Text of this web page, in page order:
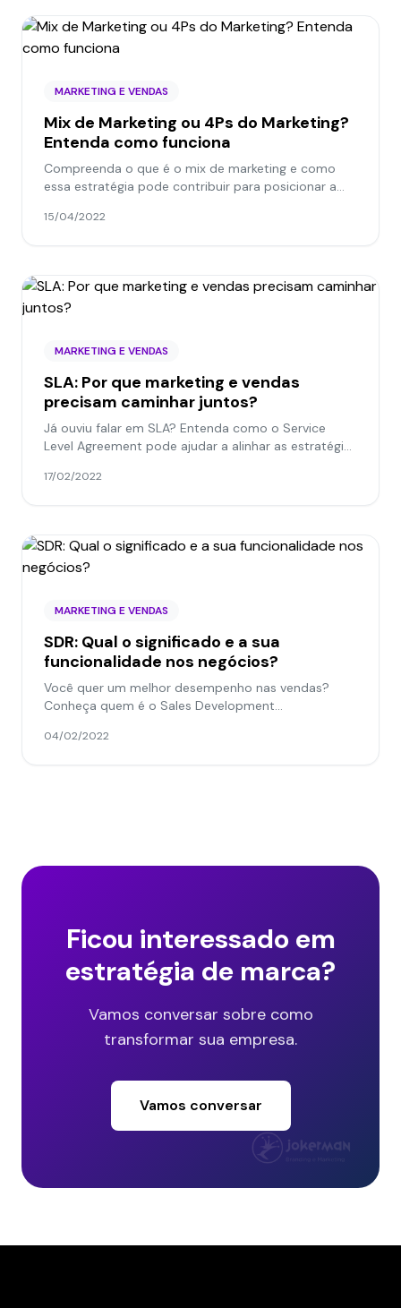
MARKETING E VENDAS
Mix de Marketing ou 4Ps do Marketing?
Entenda como funciona
Compreenda o que é o mix de marketing e como
essa estratégia pode contribuir para posicionar a
15/04/2022
MARKETING E VENDAS
SLA: Por que marketing e vendas
precisam caminhar juntos?
Já ouviu falar em SLA? Entenda como o Service
Level Agreement pode ajudar a alinhar as estratégias
empresa.
17/02/2022
MARKETING E VENDAS
SDR: Qual o significado e a sua
funcionalidade nos negócios?
Você quer um melhor desempenho nas vendas?
Conheça quem é o Sales Development
sua empresa.
04/02/2022
Ficou interessado em
estratégia de marca?
Vamos conversar sobre como
transformar sua empresa.
Vamos conversar